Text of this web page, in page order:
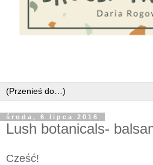
środa, 6 lipca 2016
Lush botanicals-
Cześć!